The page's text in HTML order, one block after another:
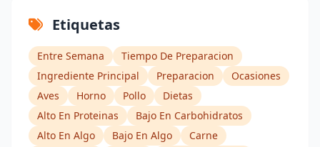
Etiquetas
Entre Semana
Tiempo De Preparacion
Ingrediente Principal
Preparacion
Ocasiones
Aves
Horno Pollo
Dietas
Alto En Proteinas
Bajo En Carbohidratos
Alto En Algo
Bajo En Algo
Carne